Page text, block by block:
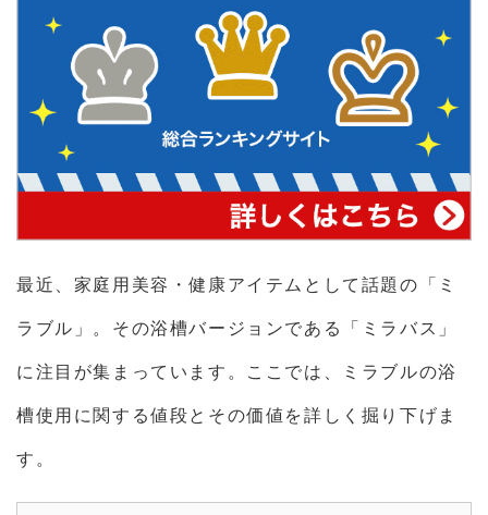
最近、家庭用美容・健康アイテムとして話題の「ミ
ラブル」。その浴槽バージョンである「ミラバス」
に注目が集まっています。ここでは、ミラブルの浴
槽使用に関する値段とその価値を詳しく掘り下げま
す。